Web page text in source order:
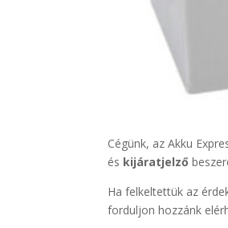
Cégünk, az Akku
és kijáratjelző
Ha felkeltettük az
forduljon hozzánk